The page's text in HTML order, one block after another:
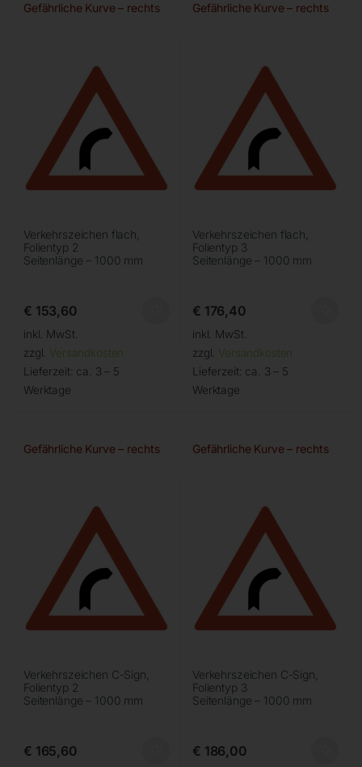
Gefährliche Kurve – rechts
Verkehrszeichen flach,
Folientyp 2
Seitenlänge – 1000 mm
€ 153,60
inkl. MwSt.
zzgl. Versandkosten
Lieferzeit: ca. 3 – 5
Werktage
Gefährliche Kurve – rechts
Verkehrszeichen flach,
Folientyp 3
Seitenlänge – 1000 mm
€ 176,40
inkl. MwSt.
zzgl. Versandkosten
Lieferzeit: ca. 3 – 5
Werktage
Gefährliche Kurve – rechts
Verkehrszeichen C-Sign,
Folientyp 2
Seitenlänge – 1000 mm
€ 165,60
Gefährliche Kurve – rechts
Verkehrszeichen C-Sign,
Folientyp 3
Seitenlänge – 1000 mm
€ 186,00